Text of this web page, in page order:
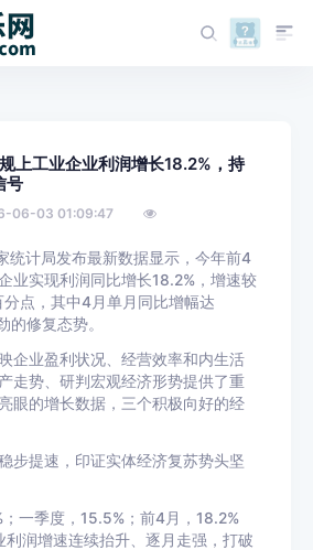
上工业企业利润增长18.2%，持
号
06-03 01:09:47
计局发布最新数据显示，今年前4
业实现利润同比增长18.2%，增速较
点，其中4月单月同比增幅达
的修复态势。
业盈利状况、经营效率和内生活
走势、研判宏观经济形势提供了重
眼的增长数据，三个积极向好的经
提速，印证实体经济复苏势头坚
季度，15.5%；前4月，18.2%
润增速连续抬升、逐月走强，打破